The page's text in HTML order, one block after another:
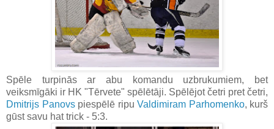
Spēle turpinās ar abu komandu uzbrukumiem, bet
veiksmīgāki ir HK "Tērvete" spēlētāji. Spēlējot četri pret četri,
Dmitrijs Panovspiespēlē ripu Valdimiram Parhomenko, kurš
gūst savu hat trick - 5:3.